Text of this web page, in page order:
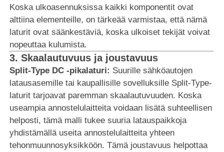
Koska ulkoasennuksissa kaikki komponentit ovat
alttiina elementeille, on tärkeää varmistaa, että nämä
laturit ovat säänkestäviä, koska ulkoiset tekijät voivat
nopeuttaa kulumista.
3. Skaalautuvuus ja joustavuus
Split-Type DC -pikalaturi: Suurille sähköautojen
latausasemille tai kaupallisille sovelluksille Split-Type-
laturit tarjoavat paremman skaalautuvuuden. Koska
useampia annostelulaitteita voidaan lisätä suhteellisen
helposti, tämä malli tukee suuria latauspaikkoja
yhdistämällä useita annostelulaitteita yhteen
tehonmuunnosyksikköön. Tämä joustavuus helpottaa